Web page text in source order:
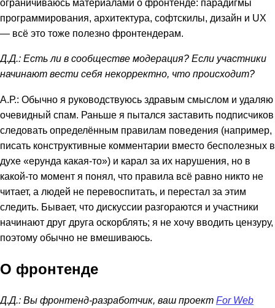
ограничиваюсь материалами о фронтенде: парадигмы
программирования, архитектура, софтскилы, дизайн и UX
— всё это тоже полезно фронтендерам.
Д.Д.: Есть ли в сообществе модерация? Если участники
начинают вести себя некорректно, что происходит?
А.Р.: Обычно я руководствуюсь здравым смыслом и удаляю
очевидный спам. Раньше я пытался заставить подписчиков
следовать определённым правилам поведения (например,
писать конструктивные комментарии вместо бесполезных в
духе «ерунда какая-то») и карал за их нарушения, но в
какой-то момент я понял, что правила всё равно никто не
читает, а людей не перевоспитать, и перестал за этим
следить. Бывает, что дискуссии разгораются и участники
начинают друг друга оскорблять; я не хочу вводить цензуру,
поэтому обычно не вмешиваюсь.
О фронтенде
Д.Д.: Вы фронтенд-разработчик, ваш проект For Web